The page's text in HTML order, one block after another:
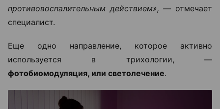
противовоспалительным действием», — отмечает
специалист.
Еще одно направление, которое активно
используется в трихологии, —
фотобиомодуляция, или светолечение.